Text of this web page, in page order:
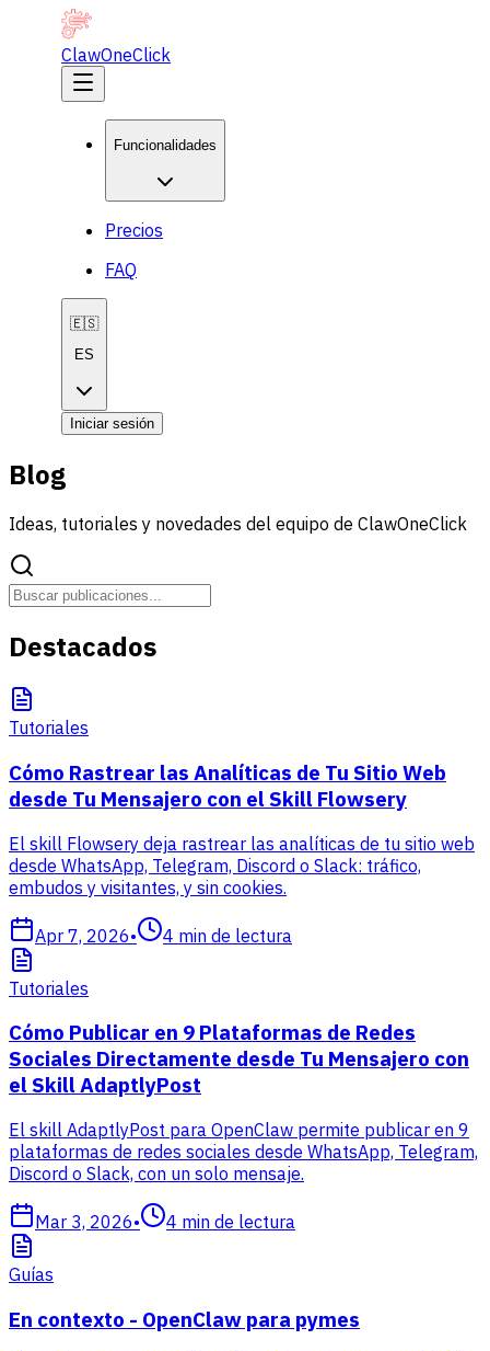
ClawOneClick
Funcionalidades
Precios
FAQ
🇪🇸
ES
Iniciar sesión
Blog
Ideas, tutoriales y novedades del equipo de ClawOneClick
Destacados
Tutoriales
Cómo Rastrear las Analíticas de Tu Sitio Web
desde Tu Mensajero con el Skill Flowsery
El skill Flowsery deja rastrear las analíticas de tu sitio web
desde WhatsApp, Telegram, Discord o Slack: tráfico,
embudos y visitantes, y sin cookies.
Apr 7, 2026• 4 min de lectura
Tutoriales
Cómo Publicar en 9 Plataformas de Redes
Sociales Directamente desde Tu Mensajero con
el Skill AdaptlyPost
El skill AdaptlyPost para OpenClaw permite publicar en 9
plataformas de redes sociales desde WhatsApp, Telegram,
Discord o Slack, con un solo mensaje.
Mar 3, 2026• 4 min de lectura
Guías
En contexto - OpenClaw para pymes